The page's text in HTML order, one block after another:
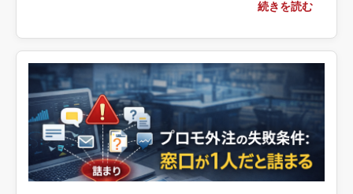
談する条件、相談前に用意する情報、依頼後に確認す
続きを読む